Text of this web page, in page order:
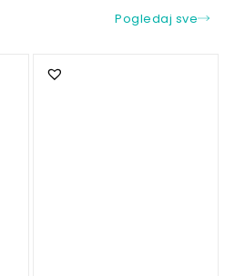
Pogledaj sve